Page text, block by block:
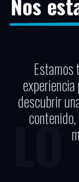
Estamos
descubrir